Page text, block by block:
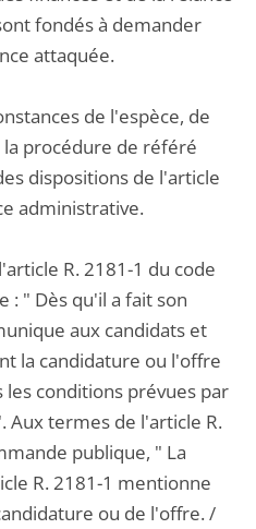
fondés à demander
attaquée.
de l'espèce, de
procédure de référé
dispositions de l'article
administrative.
R. 2181-1 du code
: " Dès qu'il a fait son
aux candidats et
la candidature ou l'offre
conditions prévues par
Aux termes de l'article R.
publique, " La
R. 2181-1 mentionne
ou de l'offre. /